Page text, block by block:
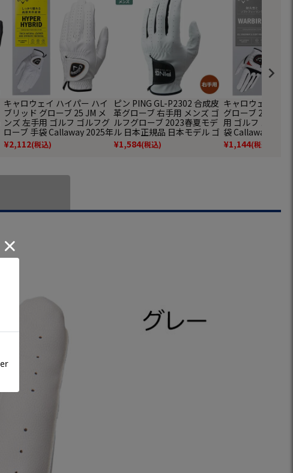
キャロウェイ ハイパー ハイ
ブリッド グローブ 25 JM メ
ンズ 左手用 ゴルフ ゴルフグ
ローブ 手袋 Callaway 2025年
モデル 日本正規品
¥2,112(税込)
ピン PING GL-P2302 合成皮
革グローブ 右手用 メンズ ゴ
ルフグローブ 2023春夏モデ
ル 日本正規品 日本モデル ゴ
ルフ ゴルフグローブ 手袋 右
手用
¥1,584(税込)
キャロウェイ ウ
グローブ 25 JM
用 ゴルフ ゴルフ
袋 Callaway 2025
日本正規品
¥1,144(税込)